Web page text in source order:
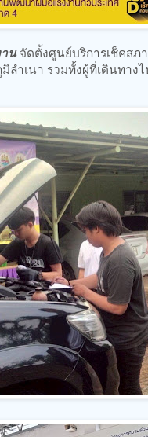
นจัดตั้งศูนย์บริการเช็คสภา
ำเนา รวมทั้งผู้ที่เดินทาง